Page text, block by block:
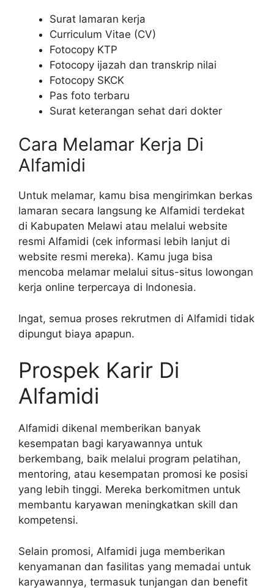
Surat lamaran kerja
Curriculum Vitae (CV)
Fotocopy KTP
Fotocopy ijazah dan transkrip nilai
Fotocopy SKCK
Pas foto terbaru
Surat keterangan sehat dari dokter
Cara Melamar Kerja Di
Alfamidi
Untuk melamar, kamu bisa mengirimkan berkas
lamaran secara langsung ke Alfamidi terdekat
di Kabupaten Melawi atau melalui website
resmi Alfamidi (cek informasi lebih lanjut di
website resmi mereka). Kamu juga bisa
mencoba melamar melalui situs-situs lowongan
kerja online terpercaya di Indonesia.
Ingat, semua proses rekrutmen di Alfamidi tidak
dipungut biaya apapun.
Prospek Karir Di
Alfamidi
Alfamidi dikenal memberikan banyak
kesempatan bagi karyawannya untuk
berkembang, baik melalui program pelatihan,
mentoring, atau kesempatan promosi ke posisi
yang lebih tinggi. Mereka berkomitmen untuk
membantu karyawan meningkatkan skill dan
kompetensi.
Selain promosi, Alfamidi juga memberikan
kenyamanan dan fasilitas yang memadai untuk
karyawannya, termasuk tunjangan dan benefit